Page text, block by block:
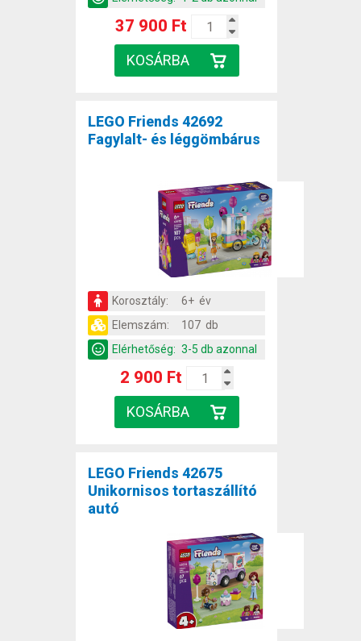
37 900 Ft
LEGO Friends 42692
Fagylalt- és léggömbárus
Korosztály:
6+ év
Elemszám:
107 db
Elérhetőség: 3-5 db azonnal
2 900 Ft
LEGO Friends 42675
Unikornisos tortaszállító
autó